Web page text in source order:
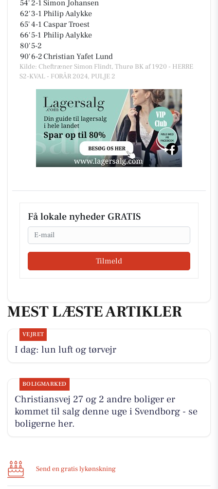
54'2-1 Simon Johansen
62'3-1 Philip Aalykke
65'4-1 Caspar Troest
66'5-1 Philip Aalykke
80'5-2
90'6-2Christian Yafet Lund
Kilde: Cheftræner Simon Flindt, Thurø BK af 1920 - HERRE
S2-KVAL - FORÅR 2024, PULJE 2
Få lokale nyheder GRATIS
Email
Tilmeld
MEST LÆSTE ARTIKLER
VEJRET
I dag: lun luft og tørvejr
BOLIGMARKED
Christiansvej 27 og 2 andre boliger er
kommet til salg denne uge i Svendborg - se
boligerne her.
Send en gratis lykønskning